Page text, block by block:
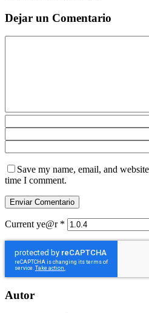
Dejar un Comentario
Save my name, email, and
time I comment.
Current ye@r *
Autor